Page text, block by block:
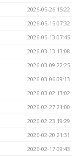
2026-05-26 15:22
2026-05-15 07:32
2026-05-13 07:45
2026-03-13 13:08
2026-03-09 22:25
2026-03-06 09:13
2026-03-02 13:02
2026-02-27 21:00
2026-02-23 19:29
2026-02-20 21:31
2026-02-17 09:43